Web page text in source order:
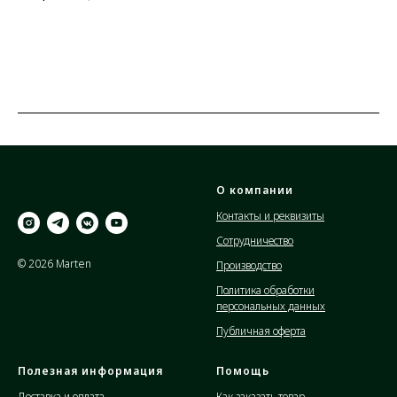
© 2026 Marten
О компании
Контакты и реквизиты
Сотрудничество
Производство
Политика обработки
персональных данных
Публичная оферта
Полезная информация
Помощь